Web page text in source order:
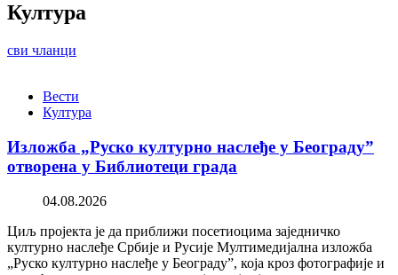
Култура
сви чланци
Вести
Култура
Изложба „Руско културно наслеђе у Београду”
отворена у Библиотеци града
04.08.2026
Циљ пројекта је да приближи посетиоцима заједничко
културно наслеђе Србије и Русије Мултимедијална изложба
„Руско културно наслеђе у Београду”, која кроз фотографије и